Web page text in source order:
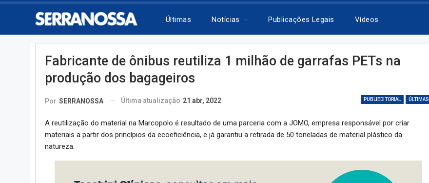
Últimas Notícias Publicações Legais Vídeos
Fabricante de ônibus reutiliza 1 milhão de garrafas PETs na
produção dos bagageiros
PUBLIEDITORIAL ÚLTIMAS
Por SERRANOSSA Última atualização 21 abr, 2022
A reutilização do material na Marcopolo é resultado de uma parceria com a JOMO, empresa responsável por criar
materiais a partir dos princípios da ecoeficiência, e já garantiu a retirada de 50 toneladas de material plástico da
natureza.